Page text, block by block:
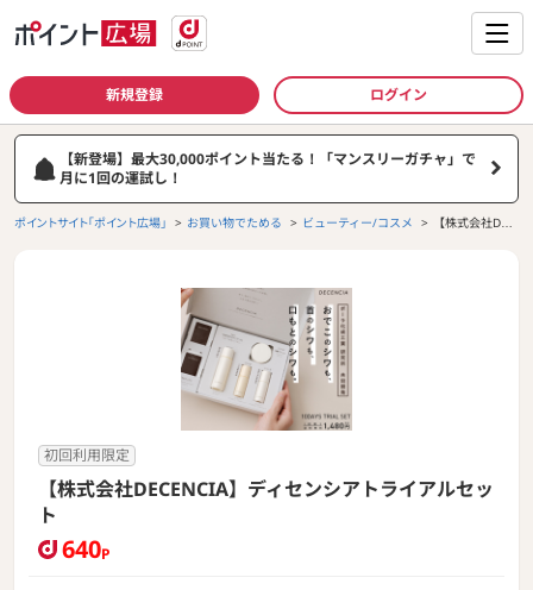
新規登録 ログイン
【新登場】最大30,000ポイント当たる！「マンスリーガチャ」で
月に1回の運試し！
ポイントサイト「ポイント広場」 お買い物でためる ビューティー/コスメ
【株式会社DEC
初回利用限定
【株式会社DECENCIA】ディセンシアトライアルセッ
ト
640P